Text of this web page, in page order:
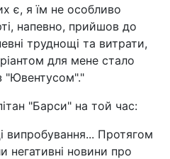
є, я їм не особливо
напевно, прийшов до
труднощі та витрати,
для мене стало
"Ювентусом"."
"Барси" на той час:
випробування... Протягом
негативні новини про